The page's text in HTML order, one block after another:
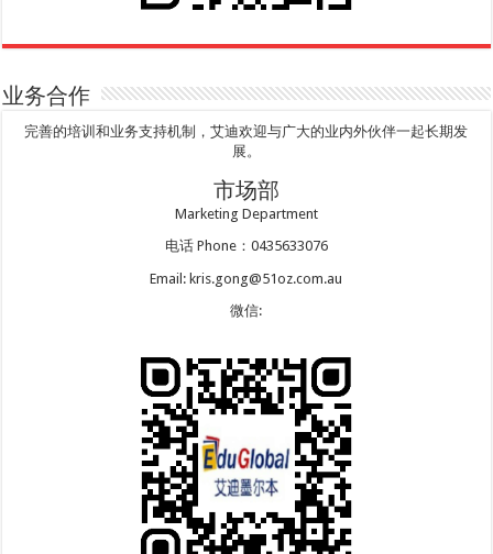
业务合作
完善的培训和业务支持机制，艾迪欢迎与广大的业内外伙伴一起长期发
展。
市场部
Marketing Department
电话 Phone：0435633076
Email: kris.gong@51oz.com.au
微信: